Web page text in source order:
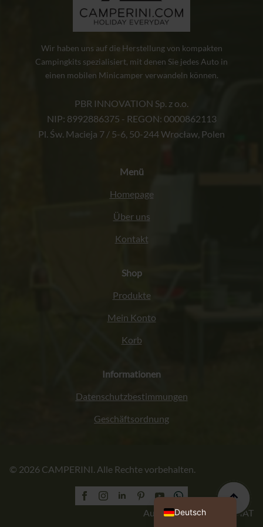
Wir haben uns auf die Herstellung von kompakten
Campingkits spezialisiert, mit denen Sie jedes Auto in
einen mobilen Minicamper verwandeln können.
PBR INNOVATION Sp. z o.o.
NIP: 8992886375 - REGON: 0000862113
Pl. Św. Macieja 7 / 5-6, 50-244 Wrocław, Polen
Menü
Homepage
Über uns
Kontakt
Shop
Produkte
Mein Konto
Korb
Informationen
Datenschutzbestimmungen
Geschäftsordnung
© 2026 CAMPERINI. Alle Rechte vorbehalten.
Ausführung: PROFORMAT
Deutsch
Polski
English (UK)
Français
Italiano